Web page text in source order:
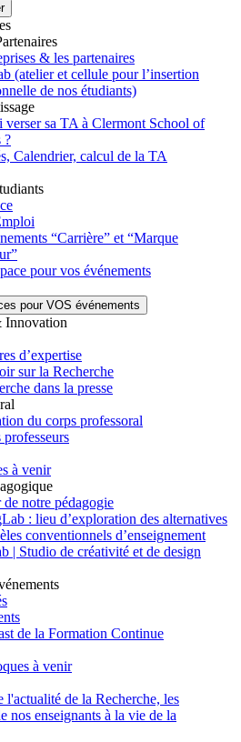
& les partenaires
(atelier et cellule pour l’insertion
de nos étudiants)
verser sa TA à Clermont School of
?
Calendrier, calcul de la TA
“Carrière” et “Marque
pour vos événements
pour VOS événements
Innovation
d’expertise
sur la Recherche
dans la presse
du corps professoral
professeurs
à venir
notre pédagogie
: lieu d’exploration des alternatives
conventionnels d’enseignement
| Studio de créativité et de design
de la Formation Continue
à venir
l'actualité de la Recherche, les
nos enseignants à la vie de la